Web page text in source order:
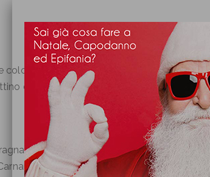
Antipasti
colori con polipetto scottato alla griglia e
di pasta fillo con manzo dell’alta
Primi
con pesce spada e melanzane su
alla barbabietola rossa con